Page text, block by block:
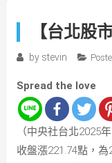
【台北股
by stevin
Spread the love
（中央社台北2025
收盤漲221.74點，